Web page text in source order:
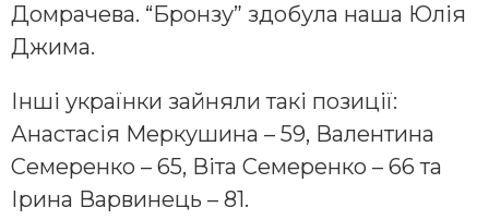
Домрачева. “Бронзу” здобула наша Юлія
Джима.
Інші українки зайняли такі позиції:
Анастасія Меркушина – 59, Валентина
Семеренко – 65, Віта Семеренко – 66 та
Ірина Варвинець – 81.